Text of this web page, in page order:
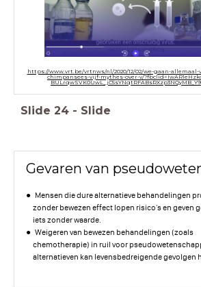
https://www.vrt.be/vrtnws/nl/2020/12/02/we-gaan-
chimpansees-vijf-mythes-over-v/
Slide 24 - Slide
Gevaren van
Mensen die dure alternatieve behandelingen
zonder bewezen effect lopen risico's en geven
iets zonder waarde.
Weigeren van bewezen behandelingen (zoals
chemotherapie) in ruil voor
alternatieven kan levensbedreigende gevolgen